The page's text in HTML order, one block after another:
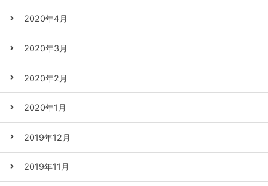
2020年4月
2020年3月
2020年2月
2020年1月
2019年12月
2019年11月